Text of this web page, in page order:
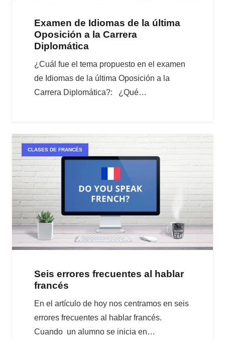
Examen de Idiomas de la última
Oposición a la Carrera
Diplomática
¿Cuál fue el tema propuesto en el examen
de Idiomas de la última Oposición a la
Carrera Diplomática?: ¿Qué…
CLASES DE FRANCÉS
Seis errores frecuentes al hablar
francés
En el artículo de hoy nos centramos en seis
errores frecuentes al hablar francés.
Cuando un alumno se inicia en…